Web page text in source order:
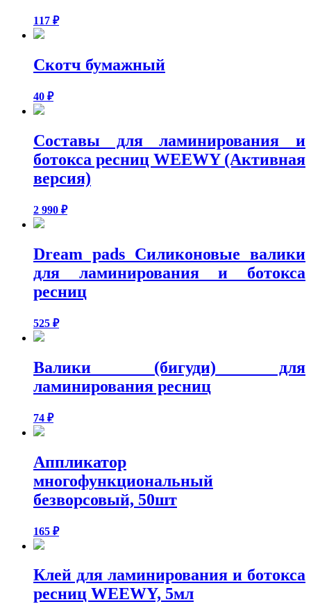
117 ₽
Скотч бумажный
40 ₽
Составы для ламинирования и
ботокса ресниц WEEWY (Активная
версия)
2 990 ₽
Dream pads Силиконовые валики
для ламинирования и ботокса
ресниц
525 ₽
Валики (бигуди) для
ламинирования ресниц
74 ₽
Аппликатор
многофункциональный
безворсовый, 50шт
165 ₽
Клей для ламинирования и ботокса
ресниц WEEWY, 5мл